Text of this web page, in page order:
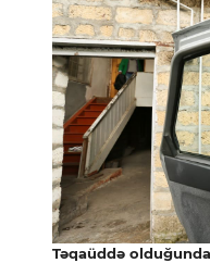
Təqaüddə